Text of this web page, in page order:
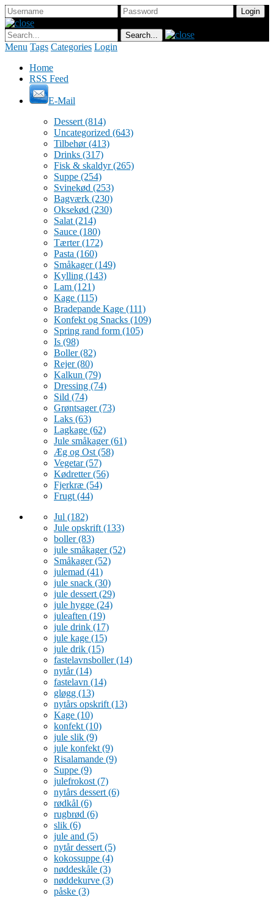
Menu Tags Categories Login
Home
RSS Feed
E-Mail
Dessert (814)
Uncategorized (643)
Tilbehør(413)
Drinks (317)
Fisk & skaldyr(265)
Suppe (254)
Svinekød (253)
Bagværk (230)
Oksekød (230)
Salat (214)
Sauce (180)
Tærter(172)
Pasta (160)
Småkager(149)
Kylling (143)
Lam (121)
Kage (115)
Bradepande Kage (111)
Konfekt og Snacks (109)
Spring rand form (105)
Is (98)
Boller(82)
Rejer(80)
Kalkun (79)
Dressing (74)
Sild (74)
Grøntsager(73)
Laks (63)
Lagkage (62)
Jule småkager(61)
Æg og Ost (58)
Vegetar(57)
Kødretter(56)
Fjerkræ (54)
Frugt (44)
Jul (182)
Jule opskrift (133)
boller(83)
jule småkager(52)
Småkager(52)
julemad (41)
jule snack (30)
jule dessert (29)
jule hygge (24)
juleaften (19)
jule drink (17)
jule kage (15)
jule drik (15)
fastelavnsboller(14)
nytår(14)
fastelavn (14)
gløgg (13)
nytårs opskrift (13)
Kage (10)
konfekt (10)
jule slik (9)
jule konfekt (9)
Risalamande (9)
Suppe (9)
julefrokost (7)
nytårs dessert (6)
rødkål (6)
rugbrød (6)
slik (6)
jule and (5)
nytår dessert (5)
kokossuppe (4)
nøddeskåle (3)
nøddekurve (3)
påske (3)